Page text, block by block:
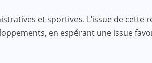
et sportives. L’issue de
en espérant une issue